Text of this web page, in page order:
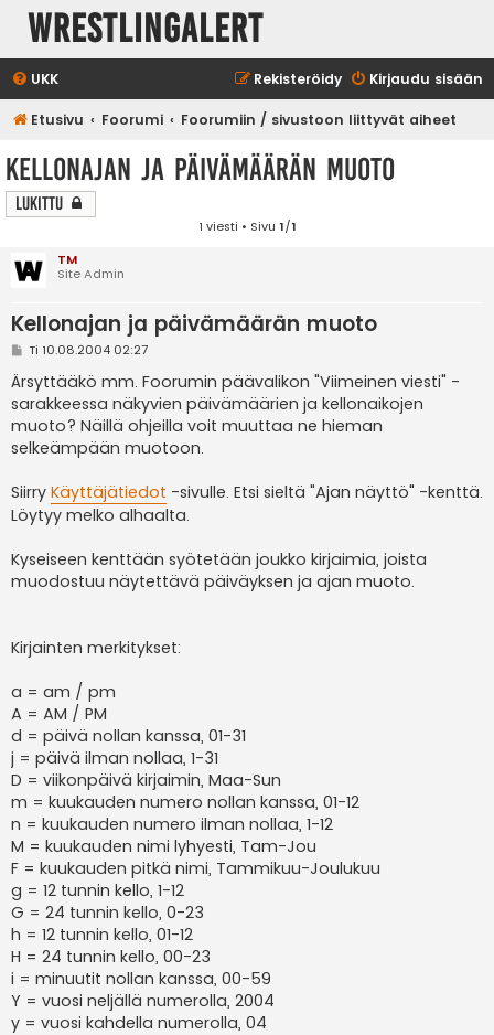
WrestlingAlert
UKK Kirjaudu sisään
Rekisteröidy
Etusivu Foorumi Foorumiin / sivustoon liittyvät aiheet
Kellonajan ja päivämäärän muoto
Lukittu
1 viesti • Sivu 1/1
TM
Site Admin
Kellonajan ja päivämäärän muoto
V
e
s
t
i
Ti 10.08.2004 02:27
Ärsyttääkö mm. Foorumin päävalikon "Viimeinen viesti" -
sarakkeessa näkyvien päivämäärien ja kellonaikojen
muoto? Näillä ohjeilla voit muuttaa ne hieman
selkeämpään muotoon.
Siirry Käyttäjätiedot -sivulle. Etsi sieltä "Ajan näyttö" -kenttä.
Löytyy melko alhaalta.
Kyseiseen kenttään syötetään joukko kirjaimia, joista
muodostuu näytettävä päiväyksen ja ajan muoto.
Kirjainten merkitykset:
a = am / pm
A = AM / PM
d = päivä nollan kanssa, 01-31
j = päivä ilman nollaa, 1-31
D = viikonpäivä kirjaimin, Maa-Sun
m = kuukauden numero nollan kanssa, 01-12
n = kuukauden numero ilman nollaa, 1-12
M = kuukauden nimi lyhyesti, Tam-Jou
F = kuukauden pitkä nimi, Tammikuu-Joulukuu
g = 12 tunnin kello, 1-12
G = 24 tunnin kello, 0-23
h = 12 tunnin kello, 01-12
H = 24 tunnin kello, 00-23
i = minuutit nollan kanssa, 00-59
Y = vuosi neljällä numerolla, 2004
y = vuosi kahdella numerolla, 04